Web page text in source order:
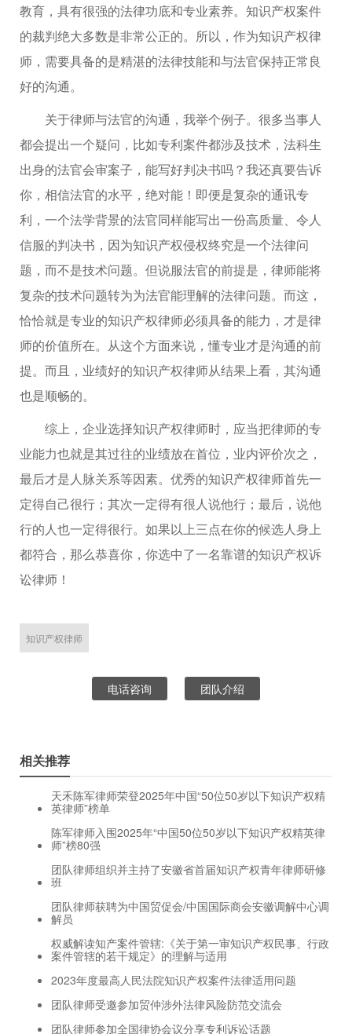
教育，具有很强的法律功底和专业素养。知识产权案件
的裁判绝大多数是非常公正的。所以，作为知识产权律
师，需要具备的是精湛的法律技能和与法官保持正常良
好的沟通。
关于律师与法官的沟通，我举个例子。很多当事人
都会提出一个疑问，比如专利案件都涉及技术，法科生
出身的法官会审案子，能写好判决书吗？我还真要告诉
你，相信法官的水平，绝对能！即便是复杂的通讯专
利，一个法学背景的法官同样能写出一份高质量、令人
信服的判决书，因为知识产权侵权终究是一个法律问
题，而不是技术问题。但说服法官的前提是，律师能将
复杂的技术问题转为为法官能理解的法律问题。而这，
恰恰就是专业的知识产权律师必须具备的能力，才是律
师的价值所在。从这个方面来说，懂专业才是沟通的前
提。而且，业绩好的知识产权律师从结果上看，其沟通
也是顺畅的。
综上，企业选择知识产权律师时，应当把律师的专
业能力也就是其过往的业绩放在首位，业内评价次之，
最后才是人脉关系等因素。优秀的知识产权律师首先一
定得自己很行；其次一定得有很人说他行；最后，说他
行的人也一定得很行。如果以上三点在你的候选人身上
都符合，那么恭喜你，你选中了一名靠谱的知识产权诉
讼律师！
知识产权律师
电话咨询 团队介绍
相关推荐
天禾陈军律师荣登2025年中国“50位50岁以下知识产权精
英律师”榜单
陈军律师入围2025年“中国50位50岁以下知识产权精英律
师”榜80强​
团队律师组织并主持了安徽省首届知识产权青年律师研修
班
团队律师获聘为中国贸促会/中国国际商会安徽调解中心调
解员
权威解读知产案件管辖:《关于第一审知识产权民事、行政
案件管辖的若干规定》的理解与适用
2023年度最高人民法院知识产权案件法律适用问题
团队律师受邀参加贸仲涉外法律风险防范交流会
团队律师参加全国律协会议分享专利诉讼话题